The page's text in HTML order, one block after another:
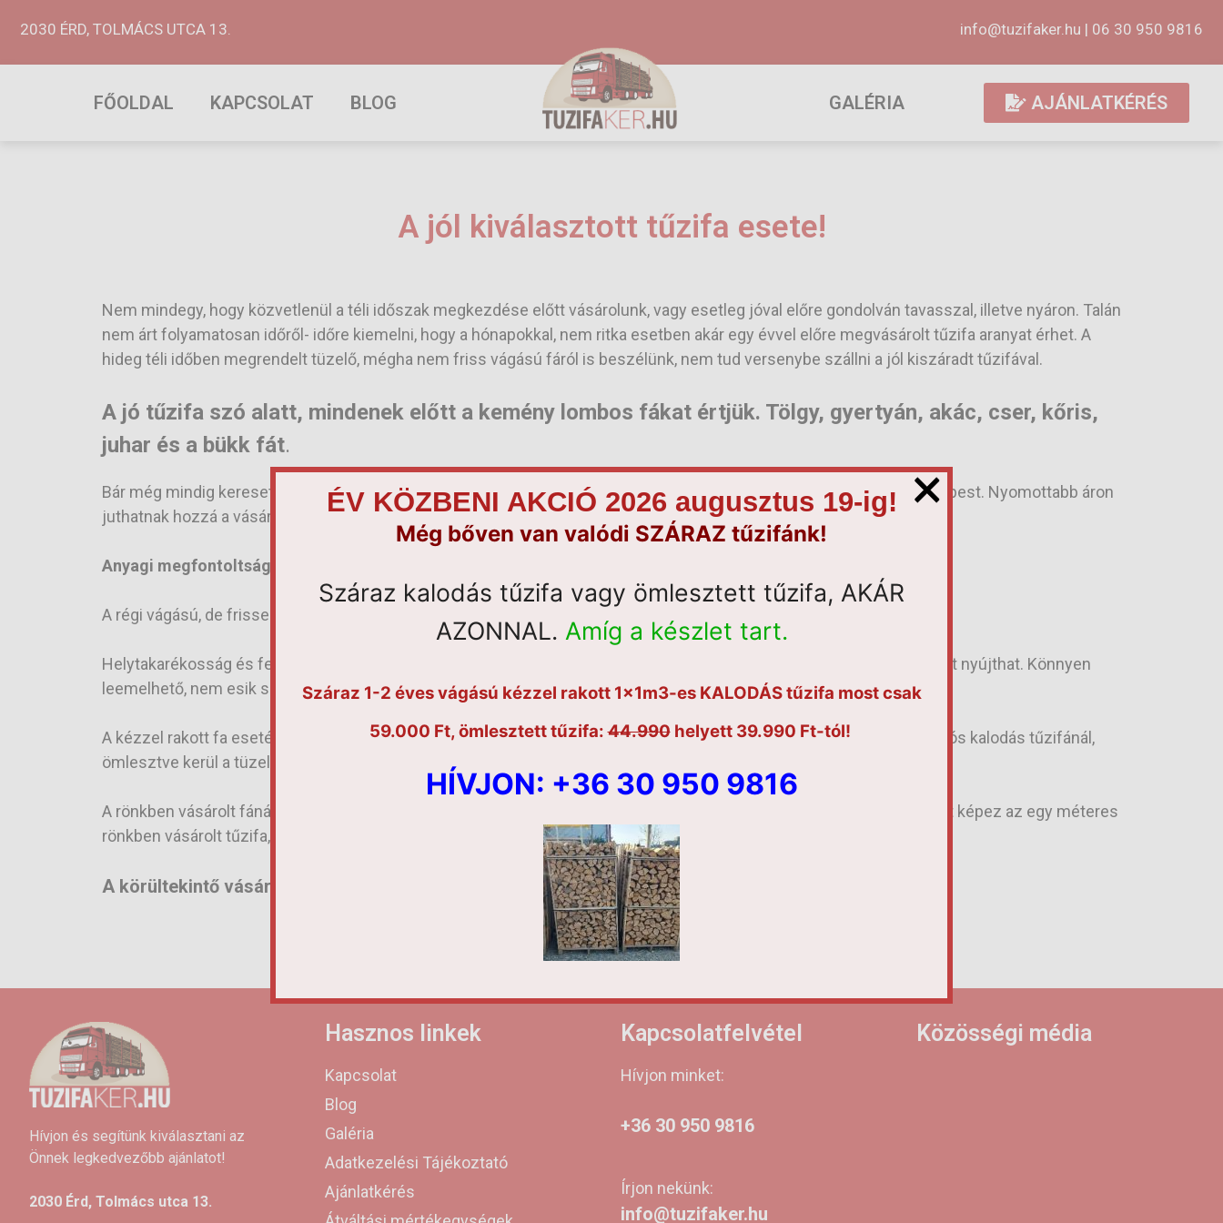
2030 ÉRD, TOLMÁCS UTCA 13. info@tuzifaker.hu | 06 30 950 9816
FŐOLDAL KAPCSOLAT BLOG GALÉRIA AJÁNLATKÉRÉS
A jól kiválasztott tűzifa esete!
Nem mindegy, hogy közvetlenül a téli időszak megkezdése előtt vásárolunk, vagy esetleg jóval előre gondolván tavasszal, illetve nyáron. Talán
nem árt folyamatosan időről- időre kiemelni, hogy a hónapokkal, nem ritka esetben akár egy évvel előre megvásárolt tűzifa aranyat érhet. A
hideg téli időben megrendelt tüzelő, mégha nem friss vágású fáról is beszélünk, nem tud versenybe szállni a jól kiszáradt tűzifával.
A jó tűzifa szó alatt, mindenek előtt a kemény lombos fákat értjük. Tölgy, gyertyán, akác, cser, kőris,
juhar és a bükk fát.
Bár még mindig keresett lehet a fenyő is, ez utóbbinak azonban a fűtőértéke, jóval elmarad a már említett fajtákhoz képest. Nyomottabb áron
juthatnak hozzá a vásárlók, mégsem egy kedvelt fajta.
Anyagi megfontoltságból a mázsára vásárolt, friss vágású fa nem kifizetődő.
A régi vágású, de frissen feldolgozott fa azonban, hibátlan téli tüzelőt biztosíthat.
Helytakarékosság és felhasználás szempontjából a hálós kaloda, illetve a kézzel rakott kalodás fa tökéletes segítséget nyújthat. Könnyen
leemelhető, nem esik szét, darus autóval a megfelelő helyre tudják kérni a tűzifa lerakását a vásárlók.
A kézzel rakott fa esetében az úgy nevezett “légüres tér” létéről, bátran győződjön meg a fa megrendelése előtt. A hálós kalodás tűzifánál,
ömlesztve kerül a tüzelő a hálóba, mennyisége itt is jól láthatóvá válik.
A rönkben vásárolt fánál a kivágást követően, köbözik a rönköket. Tehát a fa térfogata így is nyomon követhető. Kivételt képez az egy méteres
rönkben vásárolt tűzifa, ilyenkor könnyű szerrel lemérhető, ellenőrizhető a vásárló számára is.
A körültekintő vásárlás, minden esetben kifizetődő!
Hívjon és segítünk kiválasztani az
Önnek legkedvezőbb ajánlatot!
2030 Érd, Tolmács utca 13.
Hasznos linkek
Kapcsolat
Blog
Galéria
Adatkezelési Tájékoztató
Ajánlatkérés
Kapcsolatfelvétel
Hívjon minket:
+36 30 950 9816
Írjon nekünk:
info@tuzifaker.hu
Közösségi média
ÉV KÖZBENI AKCIÓ 2026 augusztus 19-ig!
Még bőven van valódi SZÁRAZ tűzifánk!
Száraz kalodás tűzifa vagy ömlesztett tűzifa, AKÁR
AZONNAL. Amíg a készlet tart.
Száraz 1-2 éves vágású kézzel rakott 1x1m3-es KALODÁS tűzifa most csak
59.000 Ft, ömlesztett tűzifa:44.990helyett 39.990 Ft-tól!
HÍVJON: +36 30 950 9816
×